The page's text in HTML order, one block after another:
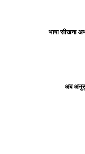
भाषा सीखना
अब